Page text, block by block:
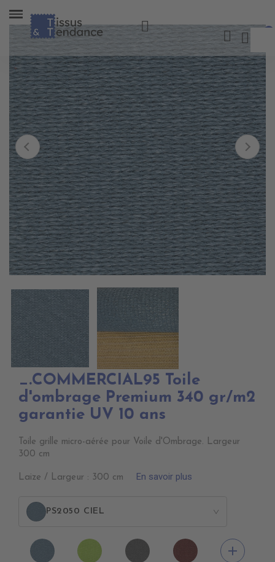
_.COMMERCIAL95 Toile
d'ombrage Premium 340 gr/m2
garantie UV 10 ans
Toile grille micro-aérée pour Voile d'Ombrage. Largeur
300 cm
Laize / Largeur : 300 cm En savoir plus
PS2050 CIEL >
PS2050
CIEL
PS2110
SO
PS2030
STONE
PS2080
LIE
add